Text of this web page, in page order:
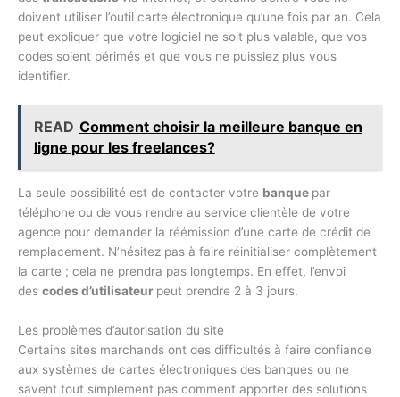
doivent utiliser l’outil carte électronique qu’une fois par an. Cela
peut expliquer que votre logiciel ne soit plus valable, que vos
codes soient périmés et que vous ne puissiez plus vous
identifier.
READ Comment choisir la meilleure banque en
ligne pour les freelances?
La seule possibilité est de contacter votre banque par
téléphone ou de vous rendre au service clientèle de votre
agence pour demander la réémission d’une carte de crédit de
remplacement. N’hésitez pas à faire réinitialiser complètement
la carte ; cela ne prendra pas longtemps. En effet, l’envoi
des codes d’utilisateur peut prendre 2 à 3 jours.
Les problèmes d’autorisation du site
Certains sites marchands ont des difficultés à faire confiance
aux systèmes de cartes électroniques des banques ou ne
savent tout simplement pas comment apporter des solutions